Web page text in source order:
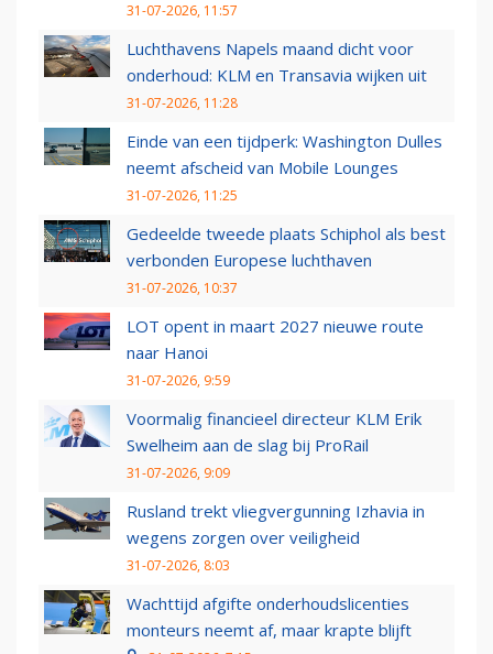
31-07-2026, 11:57
Luchthavens Napels maand dicht voor
onderhoud: KLM en Transavia wijken uit
31-07-2026, 11:28
Einde van een tijdperk: Washington Dulles
neemt afscheid van Mobile Lounges
31-07-2026, 11:25
Gedeelde tweede plaats Schiphol als best
verbonden Europese luchthaven
31-07-2026, 10:37
LOT opent in maart 2027 nieuwe route
naar Hanoi
31-07-2026, 9:59
Voormalig financieel directeur KLM Erik
Swelheim aan de slag bij ProRail
31-07-2026, 9:09
Rusland trekt vliegvergunning Izhavia in
wegens zorgen over veiligheid
31-07-2026, 8:03
Wachttijd afgifte onderhoudslicenties
monteurs neemt af, maar krapte blijft